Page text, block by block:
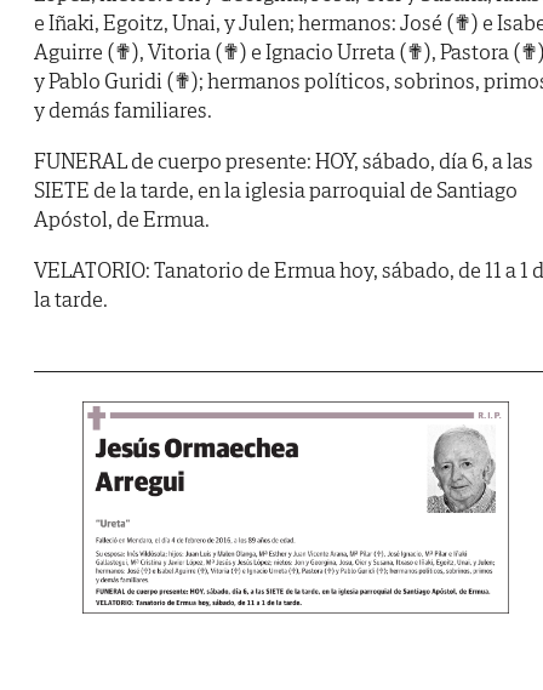
e Iñaki, Egoitz, Unai, y Julen; hermanos: José (✟) e
Aguirre (✟), Vitoria (✟) e Ignacio Urreta (✟), Pastora
y Pablo Guridi (✟); hermanos políticos, sobrinos,
y demás familiares.
FUNERAL de cuerpo presente: HOY, sábado, día 6, a las
SIETE de la tarde, en la iglesia parroquial de Santiago
Apóstol, de Ermua.
VELATORIO: Tanatorio de Ermua hoy, sábado, de 11 a 1
la tarde.